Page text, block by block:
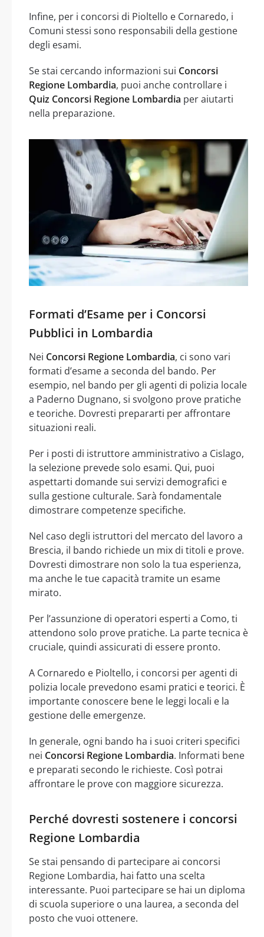
Infine, per i concorsi di Pioltello e Cornaredo, i
Comuni stessi sono responsabili della gestione
degli esami.
Se stai cercando informazioni sui Concorsi
Regione Lombardia, puoi anche controllare i
Quiz Concorsi Regione Lombardia per aiutarti
nella preparazione.
Formati d’Esame per i Concorsi
Pubblici in Lombardia
Nei Concorsi Regione Lombardia, ci sono vari
formati d’esame a seconda del bando. Per
esempio, nel bando per gli agenti di polizia locale
a Paderno Dugnano, si svolgono prove pratiche
e teoriche. Dovresti prepararti per affrontare
situazioni reali.
Per i posti di istruttore amministrativo a Cislago,
la selezione prevede solo esami. Qui, puoi
aspettarti domande sui servizi demografici e
sulla gestione culturale. Sarà fondamentale
dimostrare competenze specifiche.
Nel caso degli istruttori del mercato del lavoro a
Brescia, il bando richiede un mix di titoli e prove.
Dovresti dimostrare non solo la tua esperienza,
ma anche le tue capacità tramite un esame
mirato.
Per l’assunzione di operatori esperti a Como, ti
attendono solo prove pratiche. La parte tecnica è
cruciale, quindi assicurati di essere pronto.
A Cornaredo e Pioltello, i concorsi per agenti di
polizia locale prevedono esami pratici e teorici. È
importante conoscere bene le leggi locali e la
gestione delle emergenze.
In generale, ogni bando ha i suoi criteri specifici
nei Concorsi Regione Lombardia. Informati bene
e preparati secondo le richieste. Così potrai
affrontare le prove con maggiore sicurezza.
Perché dovresti sostenere i concorsi
Regione Lombardia
Se stai pensando di partecipare ai concorsi
Regione Lombardia, hai fatto una scelta
interessante. Puoi partecipare se hai un diploma
di scuola superiore o una laurea, a seconda del
posto che vuoi ottenere.